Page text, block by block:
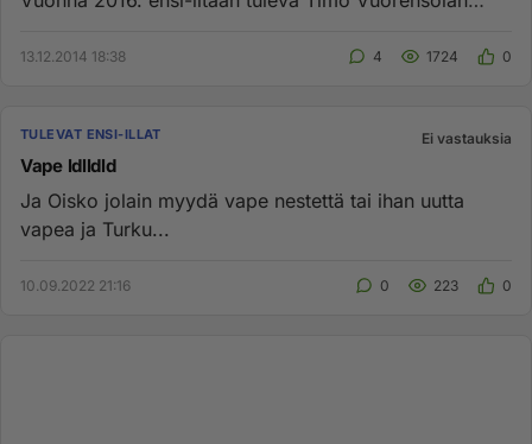
13.12.2014 18:38 4 1724 0
TULEVAT ENSI-ILLAT Ei vastauksia
Vape ldlldld
Ja Oisko jolain myydä vape nestettä tai ihan uutta
vapea ja Turku...
10.09.2022 21:16 0 223 0